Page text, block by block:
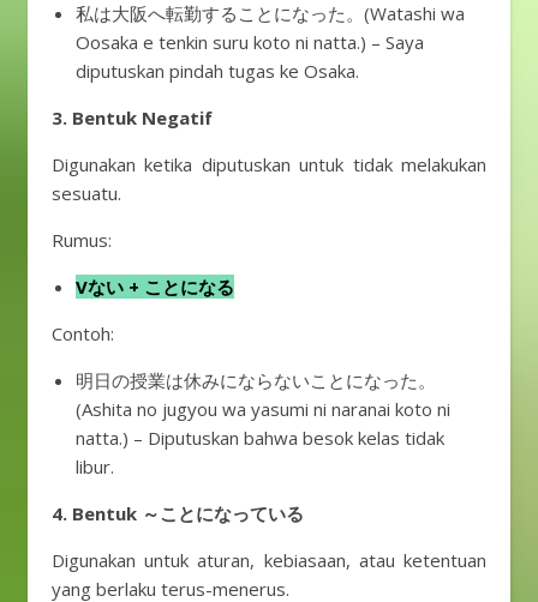
私は大阪へ転勤することになった。(Watashi wa
Oosaka e tenkin suru koto ni natta.) – Saya
diputuskan pindah tugas ke Osaka.
3. Bentuk Negatif
Digunakan ketika diputuskan untuk tidak melakukan
sesuatu.
Rumus:
Vない + ことになる
Contoh:
明日の授業は休みにならないことになった。
(Ashita no jugyou wa yasumi ni naranai koto ni
natta.) – Diputuskan bahwa besok kelas tidak
libur.
4. Bentuk ～ことになっている
Digunakan untuk aturan, kebiasaan, atau ketentuan
yang berlaku terus-menerus.